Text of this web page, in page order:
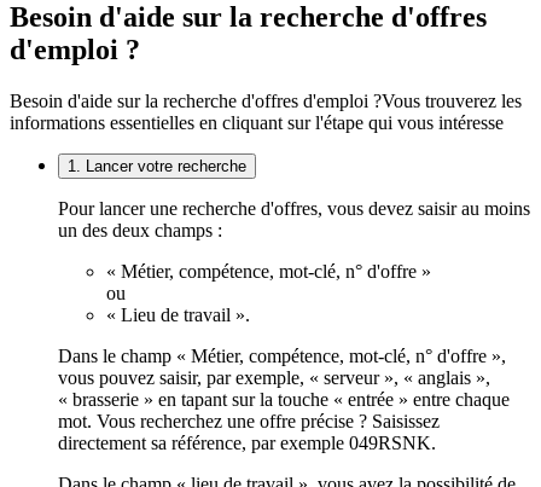
Besoin d'aide sur la recherche d'offres
d'emploi ?
Besoin d'aide sur la recherche d'offres d'emploi ?Vous trouverez les
informations essentielles en cliquant sur l'étape qui vous intéresse
1. Lancer votre recherche
Pour lancer une recherche d'offres, vous devez saisir au moins
un des deux champs :
« Métier, compétence, mot-clé, n° d'offre »
ou
« Lieu de travail ».
Dans le champ « Métier, compétence, mot-clé, n° d'offre »,
vous pouvez saisir, par exemple, « serveur », « anglais »,
« brasserie » en tapant sur la touche « entrée » entre chaque
mot. Vous recherchez une offre précise ? Saisissez
directement sa référence, par exemple 049RSNK.